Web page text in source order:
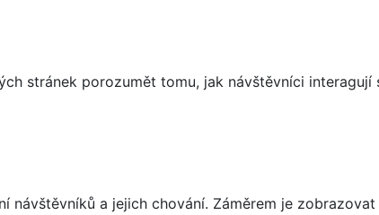
stránek porozumět tomu, jak návštěvníci
návštěvníků a jejich chování. Záměrem je